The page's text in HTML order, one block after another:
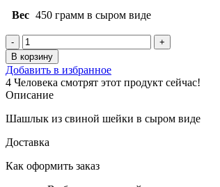
Вес 450 грамм в сыром виде
Количество
товара
Шашлык
из
свиной
шейки
В корзину
Добавить в избранное
4 Человека смотрят этот продукт сейчас!
Описание
⁠Шашлык из свиной шейки в сыром виде
Доставка
Как оформить заказ